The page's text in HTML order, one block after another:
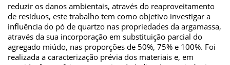
reduzir os danos ambientais, através do reaproveitamento
de resíduos, este trabalho tem como objetivo investigar a
influência do pó de quartzo nas propriedades da argamassa,
através da sua incorporação em substituição parcial do
agregado miúdo, nas proporções de 50%, 75% e 100%. Foi
realizada a caracterização prévia dos materiais e, em